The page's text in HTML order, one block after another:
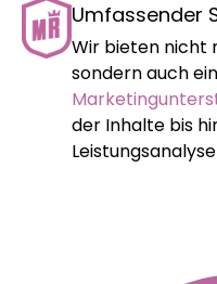
Umfassender
Wir bieten nicht
sondern auch
der Inhalte bis